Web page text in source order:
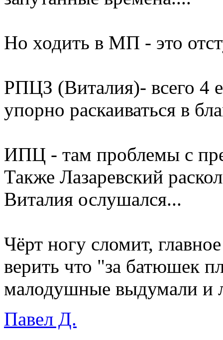
Но ходить в МП - это
РПЦЗ (Виталия)- всего 4
упорно раскаиваться в
ИПЦ - там проблемы с
Также Лазаревский
Виталия ослушался...
Чёрт ногу сломит,
верить что "за батюшек
малодушные выдумали и
Павел Д.